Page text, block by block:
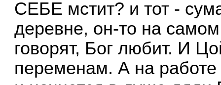
СЕБЕ мстит? и тот -
деревне, он-то на
говорят, Бог любит. И
переменам. А на работе